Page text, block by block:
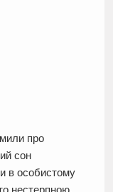
про
сон
в особистому